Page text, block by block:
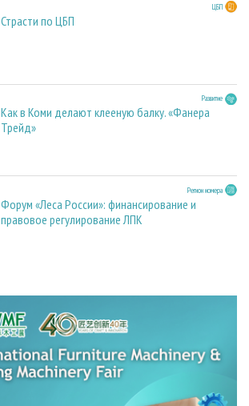
ЦБП
Страсти по ЦБП
Развитие
Как в Коми делают клееную балку. «Фанера
Трейд»
Регион номера
Форум «Леса России»: финансирование и
правовое регулирование ЛПК